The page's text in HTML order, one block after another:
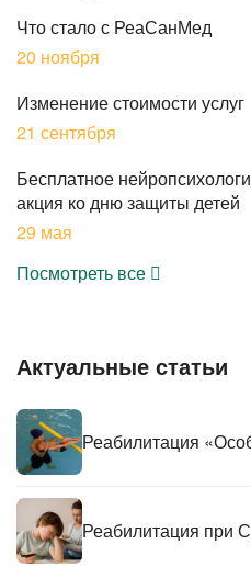
Что стало с РеаСанМед
20 ноября
Изменение стоимости услуг
21 сентября
Бесплатное
акция ко дню защиты детей
29 мая
Посмотреть все
Актуальные статьи
Реабилитация
Реабилитация при